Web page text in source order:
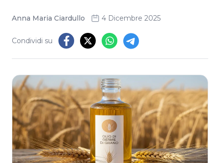
Anna Maria Ciardullo 4 Dicembre 2025
Condividi su